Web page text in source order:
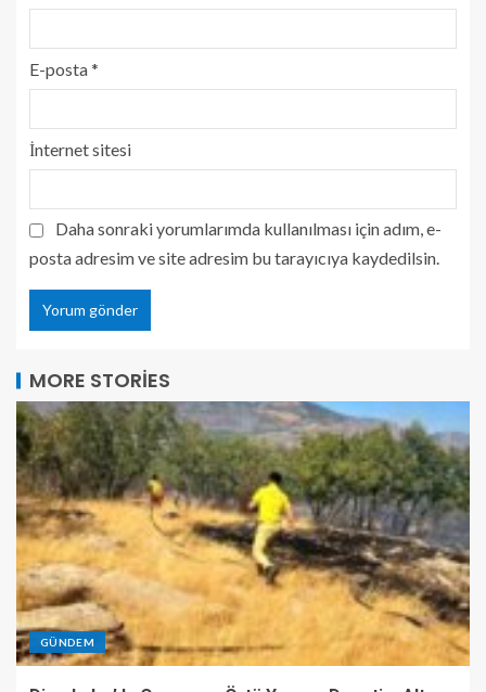
E-posta*
İnternet sitesi
Daha sonraki yorumlarımda kullanılması için adım, e-
posta adresim ve site adresim bu tarayıcıya kaydedilsin.
MORE STORIES
GÜNDEM